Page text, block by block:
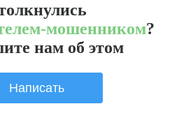
мошенником?
нам об этом
Написать